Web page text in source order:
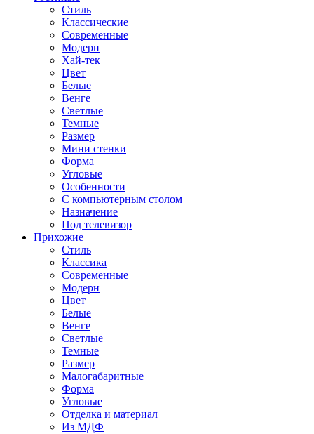
Стиль
Классические
Современные
Модерн
Хай-тек
Цвет
Белые
Венге
Светлые
Темные
Размер
Мини стенки
Форма
Угловые
Особенности
С компьютерным столом
Назначение
Под телевизор
Прихожие
Стиль
Классика
Современные
Модерн
Цвет
Белые
Венге
Светлые
Темные
Размер
Малогабаритные
Форма
Угловые
Отделка и материал
Из МДФ